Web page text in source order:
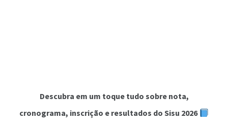
Descubra em um toque tudo sobre nota,
cronograma, inscrição e resultados do Sisu 2026